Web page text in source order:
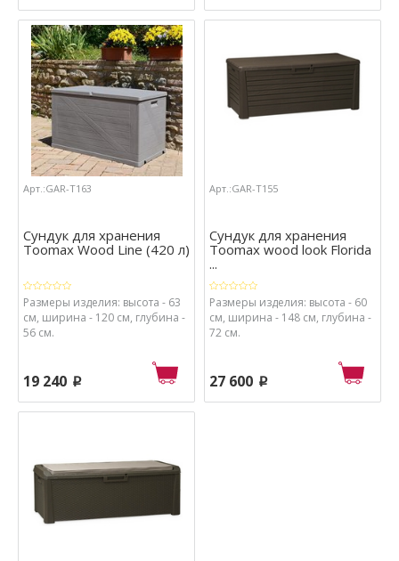
Арт.:GAR-T163
Сундук для хранения
Toomax Wood Line (420 л)
Размеры изделия: высота - 63
см, ширина - 120 см, глубина -
56 см.
19 240 p
Арт.:GAR-T155
Сундук для хранения
Toomax wood look Florida
...
Размеры изделия: высота - 60
см, ширина - 148 см, глубина -
72 см.
27 600 p